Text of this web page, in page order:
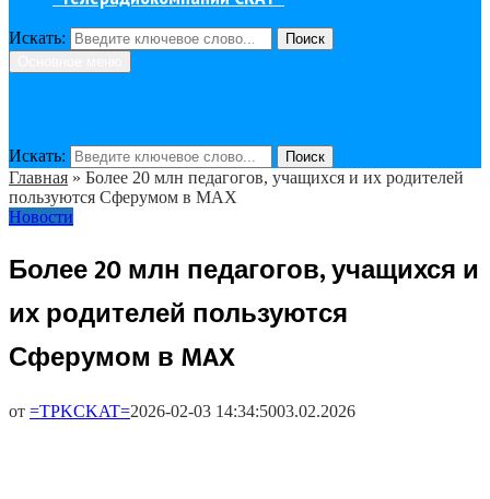
Искать:
Поиск
Искать: Поиск
Главная » Более 20 млн педагогов, учащихся и их родителей
пользуются Сферумом в MAX
Новости
Более 20 млн педагогов, учащихся и
их родителей пользуются
Сферумом в MAX
от =TPKCKAT=2026-02-03 14:34:5003.02.2026